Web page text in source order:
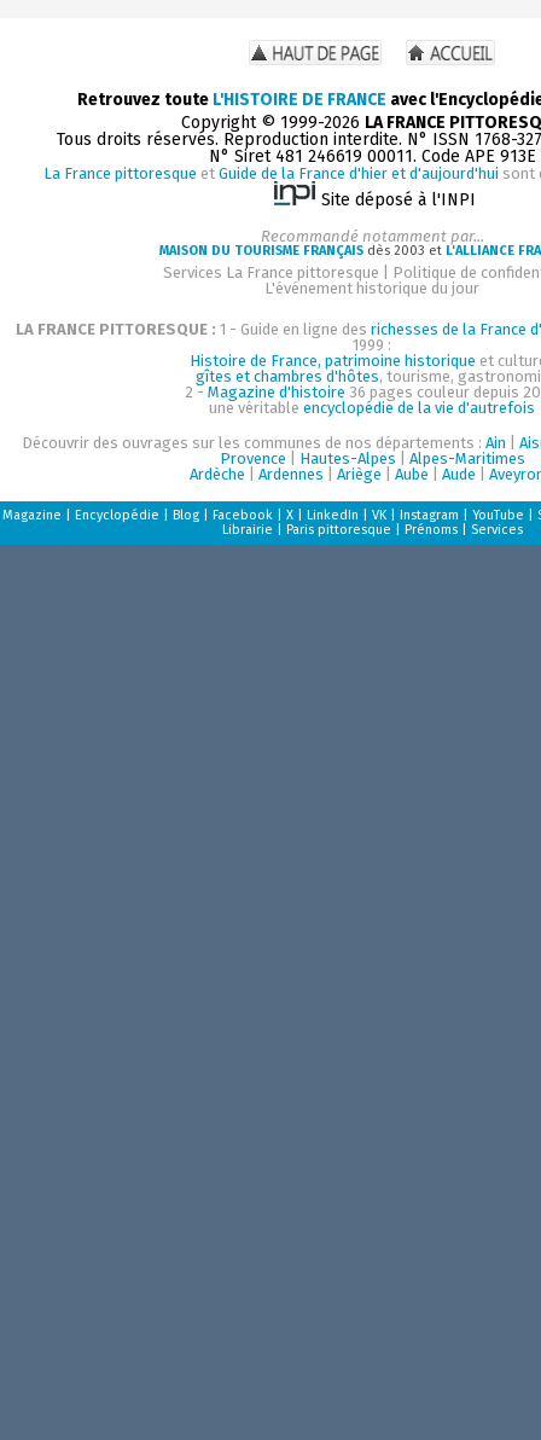
Retrouvez toute L'HISTOIRE DE FRANCE avec
Copyright © 1999-2026 LA FRANCE
Tous droits réservés. Reproduction interdite. N° ISSN 1768-
N° Siret 481 246619 00011. Code APE 913E
La France pittoresque et Guide de la France d'hier et d'aujourd'hui sont
Site déposé à l'INPI
Recommandé notamment par...
MAISON DU TOURISME FRANÇAISdès 2003 et L'ALLIANCE
Services La France pittoresque
Politique de
L'événement historique du jour
LA FRANCE PITTORESQUE : 1 - Guide en ligne des richesses de la France
1999 :
Histoire de France, patrimoine historique et
gîtes et chambres d'hôtes, tourisme,
2 - Magazine d'histoire 36 pages couleur depuis
une véritable encyclopédie de la vie d'autrefois
Découvrir des ouvrages sur les communes de nos départements : Ain
Provence
Hautes-Alpes
Alpes-Maritimes
Ardèche
Ardennes Ariège Aube Aude
Magazine Encyclopédie Blog| Facebook| X| LinkedIn VK| Instagram YouTube
Librairie
Paris pittoresque Prénoms| Services